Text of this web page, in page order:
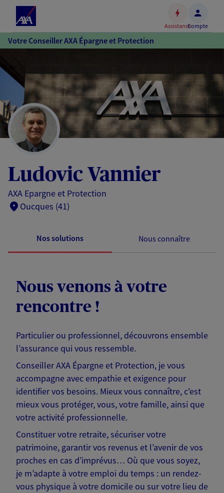
Accéder
au
Accéder
au
pied
de
page
AssistanceCompte
Votre Conseiller AXA Épargne et Protection
Ludovic Vannier
AXA Epargne et Protection
Oucques (41)
Nos solutions Nous connaître
Nous venons à votre
rencontre !
Particulier ou professionnel, découvrons ensemble
l’assurance qui vous ressemble.
Conseiller AXA Épargne et Protection, je vous
accompagne avec empathie et exigence pour
identifier vos besoins. Mieux vous connaître, c'est
mieux vous protéger, vous, votre famille, ainsi que
votre activité professionnelle.
Constituer votre retraite, sécuriser votre
patrimoine, garantir vos revenus et l’avenir de vos
proches en cas d’imprévus… Où que vous soyez,
je m’adapte à votre emploi du temps : un rendez-
vous physique à votre domicile ou sur votre lieu de